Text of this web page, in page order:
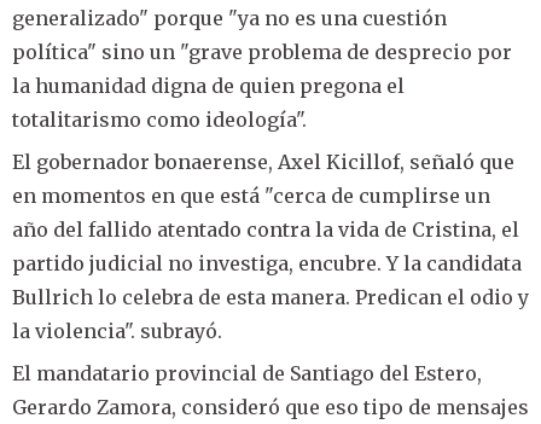
generalizado" porque "ya no es una cuestión
política" sino un "grave problema de desprecio por
la humanidad digna de quien pregona el
totalitarismo como ideología".
El gobernador bonaerense, Axel Kicillof, señaló que
en momentos en que está "cerca de cumplirse un
año del fallido atentado contra la vida de Cristina, el
partido judicial no investiga, encubre. Y la candidata
Bullrich lo celebra de esta manera. Predican el odio y
la violencia". subrayó.
El mandatario provincial de Santiago del Estero,
Gerardo Zamora, consideró que eso tipo de mensajes